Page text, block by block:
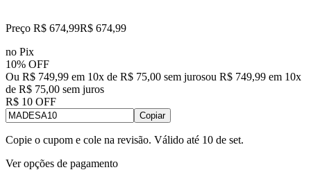
Preço R$ 674,99R$ 674,99
no Pix
10% OFF
Ou R$ 749,99 em 10x de R$ 75,00 sem jurosou R$ 749,99 em 10x
de R$ 75,00 sem juros
R$ 10 OFF
Copiar
Copie o cupom e cole na revisão. Válido até 10 de set.
Ver opções de pagamento